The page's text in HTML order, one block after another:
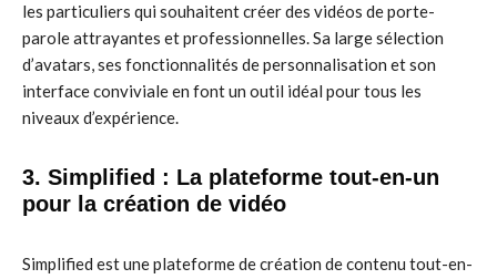
les particuliers qui souhaitent créer des vidéos de porte-
parole attrayantes et professionnelles. Sa large sélection
d’avatars, ses fonctionnalités de personnalisation et son
interface conviviale en font un outil idéal pour tous les
niveaux d’expérience.
3. Simplified : La plateforme tout-en-un
pour la création de vidéo
Simplified est une plateforme de création de contenu tout-en-